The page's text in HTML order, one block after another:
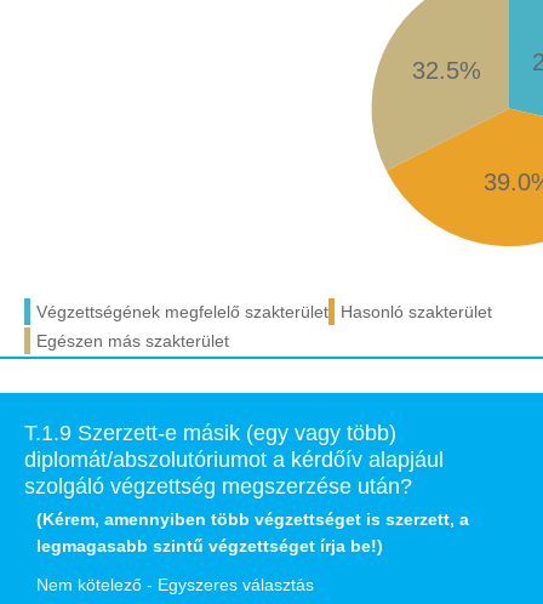
32.5%
Végzettségének megfelelő szakterület
Hasonló szakterület
Egészen más szakterület
T.1.9 Szerzett-e másik (egy vagy több)
diplomát/abszolutóriumot a kérdőív alapjául
szolgáló végzettség megszerzése után?
(Kérem, amennyiben több végzettséget is szerzett, a
legmagasabb szintű végzettséget írja be!)
Nem kötelező - Egyszeres választás